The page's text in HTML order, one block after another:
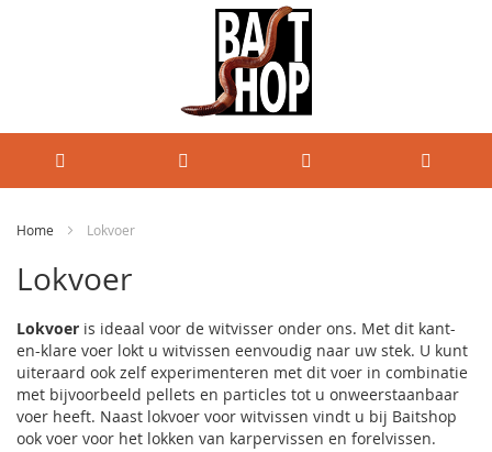
Home Lokvoer
Lokvoer
Lokvoer is ideaal voor de witvisser onder ons. Met dit kant-
en-klare voer lokt u witvissen eenvoudig naar uw stek. U kunt
uiteraard ook zelf experimenteren met dit voer in combinatie
met bijvoorbeeld pellets en particles tot u onweerstaanbaar
voer heeft. Naast lokvoer voor witvissen vindt u bij Baitshop
ook voer voor het lokken van karpervissen en forelvissen.